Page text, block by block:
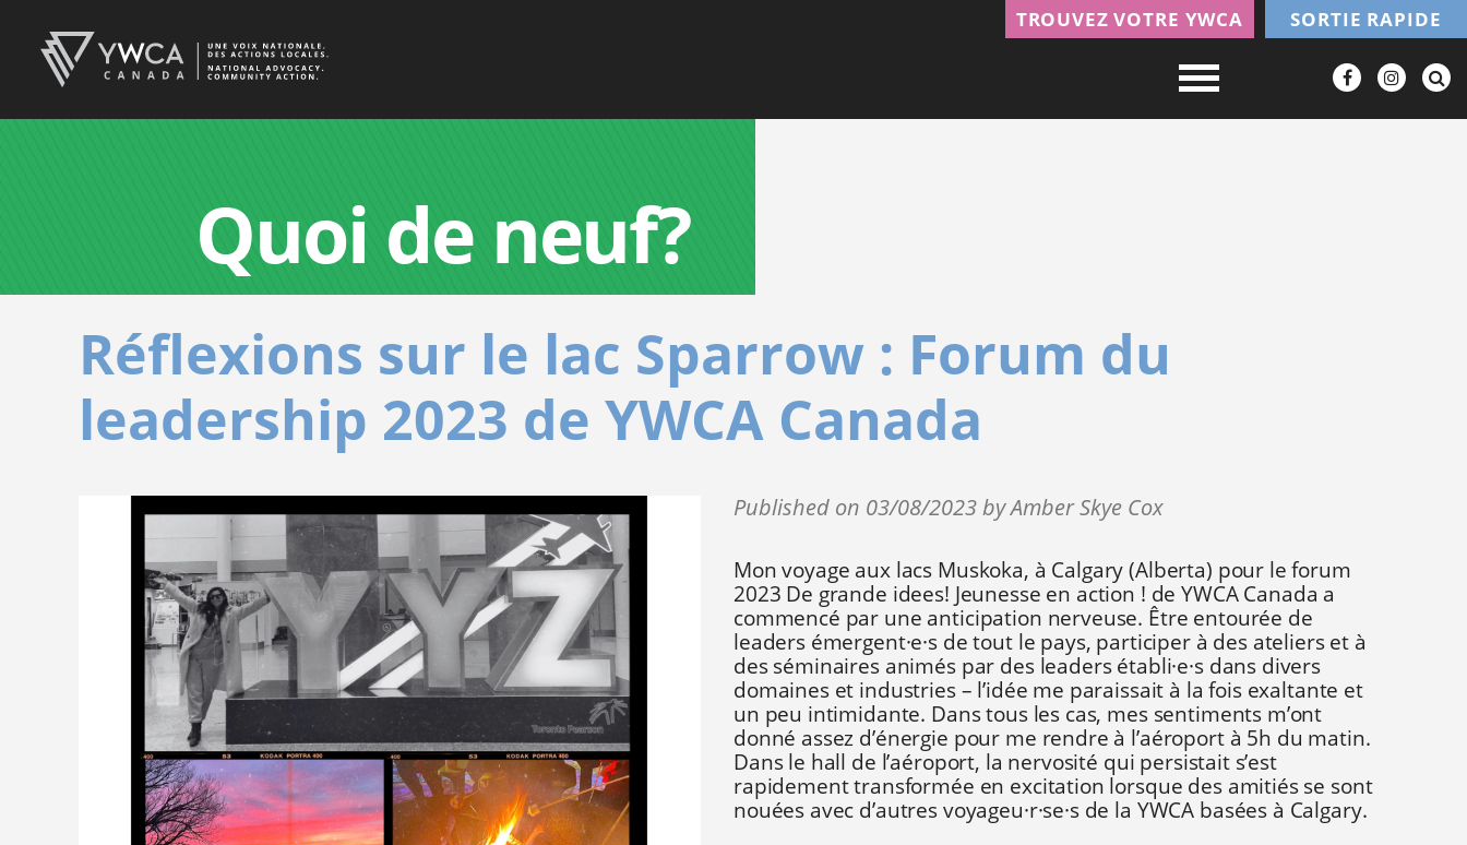
TROUVEZ VOTRE YWCA SORTIE RAPIDE
Quoi de neuf?
Réflexions sur le lac Sparrow : Forum du
leadership 2023 de YWCA Canada
Published on 03/08/2023 by Amber Skye Cox
Mon voyage aux lacs Muskoka, à Calgary (Alberta) pour le forum
2023 De grande idees! Jeunesse en action ! de YWCA Canada a
commencé par une anticipation nerveuse. Être entourée de
leaders émergent·e·s de tout le pays, participer à des ateliers et à
des séminaires animés par des leaders établi·e·s dans divers
domaines et industries – l’idée me paraissait à la fois exaltante et
un peu intimidante. Dans tous les cas, mes sentiments m’ont
donné assez d’énergie pour me rendre à l’aéroport à 5h du matin.
Dans le hall de l’aéroport, la nervosité qui persistait s’est
rapidement transformée en excitation lorsque des amitiés se sont
nouées avec d’autres voyageu·r·se·s de la YWCA basées à Calgary.